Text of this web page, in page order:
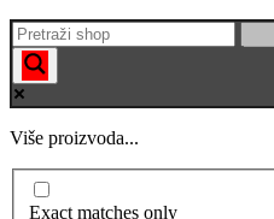
Više proizvoda...
Exact matches only